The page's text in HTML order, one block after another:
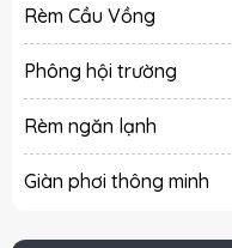
Rèm Cầu Vồng
Phông hội trường
Rèm ngăn lạnh
Giàn phơi thông minh